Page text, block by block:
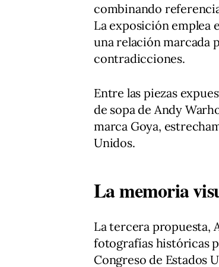
combinando
La exposición emplea
una relación marcada
contradicciones.
Entre las piezas
de sopa de Andy
marca Goya,
Unidos.
La memoria
La tercera propuesta,
fotografías históricas
Congreso de Estados